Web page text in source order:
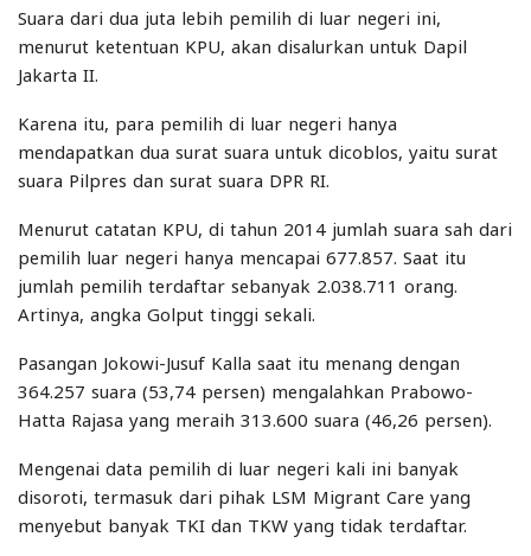
Suara dari dua juta lebih pemilih di luar negeri ini,
menurut ketentuan KPU, akan disalurkan untuk Dapil
Jakarta II.
Karena itu, para pemilih di luar negeri hanya
mendapatkan dua surat suara untuk dicoblos, yaitu surat
suara Pilpres dan surat suara DPR RI.
Menurut catatan KPU, di tahun 2014 jumlah suara sah dari
pemilih luar negeri hanya mencapai 677.857. Saat itu
jumlah pemilih terdaftar sebanyak 2.038.711 orang.
Artinya, angka Golput tinggi sekali.
Pasangan Jokowi-Jusuf Kalla saat itu menang dengan
364.257 suara (53,74 persen) mengalahkan Prabowo-
Hatta Rajasa yang meraih 313.600 suara (46,26 persen).
Mengenai data pemilih di luar negeri kali ini banyak
disoroti, termasuk dari pihak LSM Migrant Care yang
menyebut banyak TKI dan TKW yang tidak terdaftar.